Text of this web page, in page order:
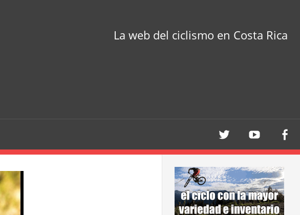
La web del ciclismo en Costa Rica